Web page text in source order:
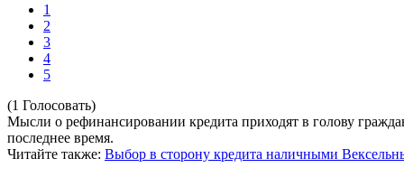
1
2
3
4
5
(1 Голосовать)
Мысли о рефинансировании кредита приходят в голову
последнее время.
Читайте также: Выбор в сторону кредита наличными